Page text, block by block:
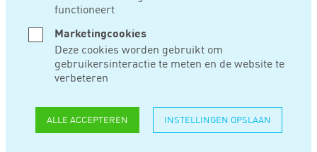
functioneert
Marketingcookies
Deze cookies worden gebruikt om
gebruikersinteractie te meten en de website te
verbeteren
ALLE ACCEPTEREN INSTELLINGEN OPSLAAN
VRIJ BEROEP
Je wil van start gaan met een prachtige onderneming als
je hebt misschien zelfs al gesproken met de bank. Wij
kunnen je helpen een goede start te maken.